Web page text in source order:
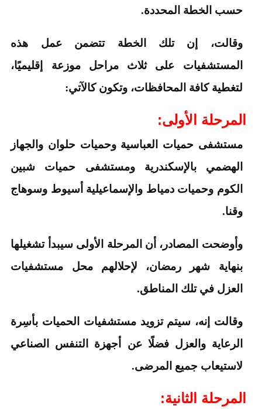
حسب الخطة المحددة.
وقالت، إن تلك الخطة تتضمن عمل هذه
المستشفيات على ثلاث مراحل موزعة إقليميًا،
لتغطية كافة المحافظات، وتكون كالآتي:
المرحلة الأولى:
مستشفى حميات العباسية وحميات حلوان والجهاز
الهضمي بالإسكندرية ومستشفى حميات شبين
الكوم وحميات دمياط والإسماعيلية أسيوط وسوهاج
وقنا.
وأوضحت المصادر، أن المرحلة الأولى سيبدأ تشغيلها
بنهاية شهر رمضان، لإحلالهم محل مستشفيات
العزل في تلك المناطق.
وقالت إنه، سيتم تزويد مستشفيات الحميات بأسِرة
الرعاية والعزل فضلًا عن أجهزة التنفس الصناعي
لاستيعاب جميع المرضى.
المرحلة الثانية: